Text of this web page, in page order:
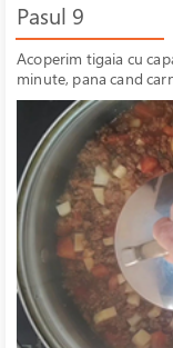
Pasul 9
Acoperim tigaia cu
minute, pana cand